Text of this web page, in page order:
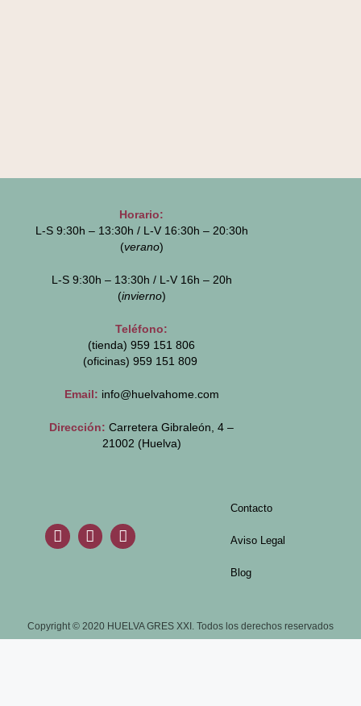
Horario:
L-S 9:30h – 13:30h / L-V 16:30h – 20:30h
(verano)
L-S 9:30h – 13:30h / L-V 16h – 20h
(invierno)
Teléfono:
(tienda) 959 151 806
(oficinas) 959 151 809
Email: info@huelvahome.com
Dirección: Carretera Gibraleón, 4 –
21002 (Huelva)
Contacto
Aviso Legal
Blog
Copyright © 2020 HUELVA GRES XXI. Todos los derechos reservados